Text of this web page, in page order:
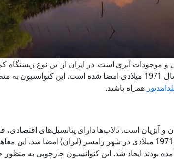
آبزی است. در ایران از این نوع زیستگاه کم
بسیار مورد توجه جوامع ملی و بین‌المللی بوده است. کنوانسیون رامسر یکی از این توجه‌ها است که در سال 1971 میلادی امضا شده
یلدامدتور همراه باشید.
و آبزیان است. تالاب‌ها دارای پتانسیل‌های
تفریحی پر ارزشی هستند که حفاظت و حراست از آن‌ها اهمیت ویژه‌ای دارد. کنوانسیون تالاب‌ها در سال 1971 میلادی در شهر رامسر (ایران)
نمایندگان 18 کشور که در رامسر گرد هم آمده بودند ایجاد شد. این کنوانسیون چارچوبی